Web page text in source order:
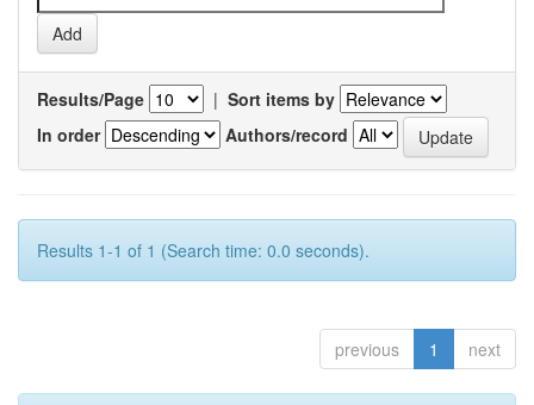
Results/Page | Sort items by
In order
Authors/record
Results 1-1 of 1 (Search time: 0.0 seconds).
previous 1 next